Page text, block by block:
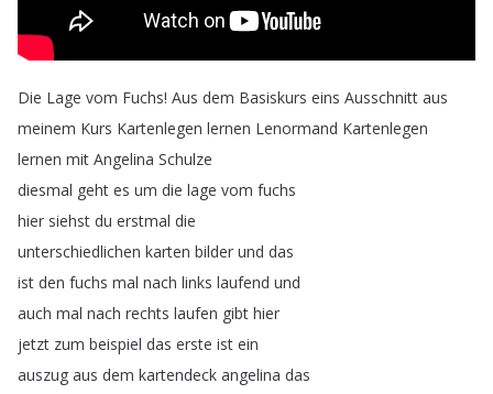
Die Lage vom Fuchs! Aus dem Basiskurs eins Ausschnitt aus
meinem Kurs Kartenlegen lernen Lenormand Kartenlegen
lernen mit Angelina Schulze
diesmal geht es um die lage vom fuchs
hier siehst du erstmal die
unterschiedlichen karten bilder und das
ist den fuchs mal nach links laufend und
auch mal nach rechts laufen gibt hier
jetzt zum beispiel das erste ist ein
auszug aus dem kartendeck angelina das